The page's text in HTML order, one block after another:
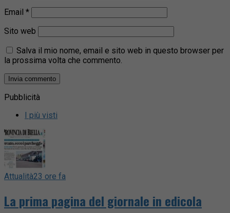
Email *
Sito web
Salva il mio nome, email e sito web in questo browser per
la prossima volta che commento.
Pubblicità
I più visti
Attualità23 ore fa
La prima pagina del giornale in edicola